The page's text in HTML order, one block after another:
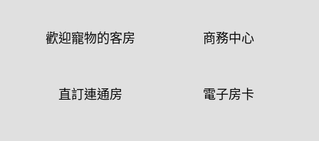
歡迎寵物的客房 商務中心
直訂連通房 電子房卡